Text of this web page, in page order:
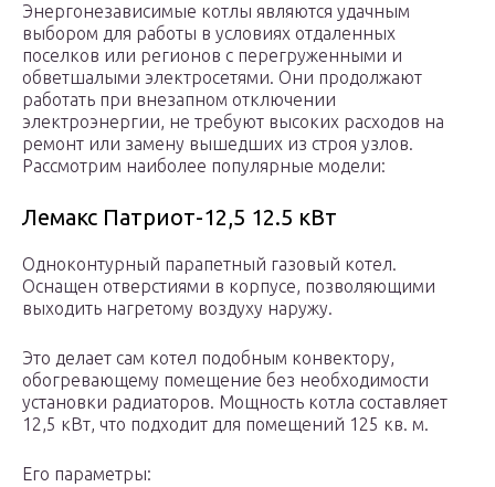
Энергонезависимые котлы являются удачным
выбором для работы в условиях отдаленных
поселков или регионов с перегруженными и
обветшалыми электросетями. Они продолжают
работать при внезапном отключении
электроэнергии, не требуют высоких расходов на
ремонт или замену вышедших из строя узлов.
Рассмотрим наиболее популярные модели:
Лемакс Патриот-12,5 12.5 кВт
Одноконтурный парапетный газовый котел.
Оснащен отверстиями в корпусе, позволяющими
выходить нагретому воздуху наружу.
Это делает сам котел подобным конвектору,
обогревающему помещение без необходимости
установки радиаторов. Мощность котла составляет
12,5 кВт, что подходит для помещений 125 кв. м.
Его параметры: